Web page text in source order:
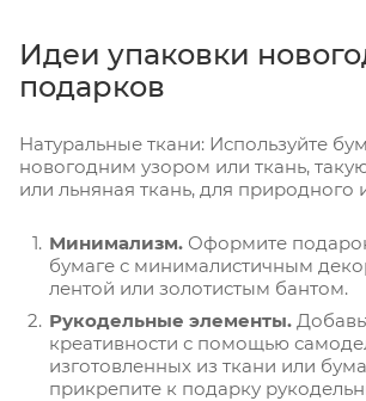
Идеи упаковки
подарков
Натуральные ткани: Используйте
новогодним узором или ткань,
или льняная ткань, для природного
Минимализм. Оформите
бумаге с минималистичным
лентой или золотистым бантом.
Рукодельные элементы.
креативности с помощью
изготовленных из ткани или
прикрепите к подарку